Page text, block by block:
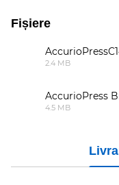
Fișiere
2.4 MB
AccurioPress
4.5 MB